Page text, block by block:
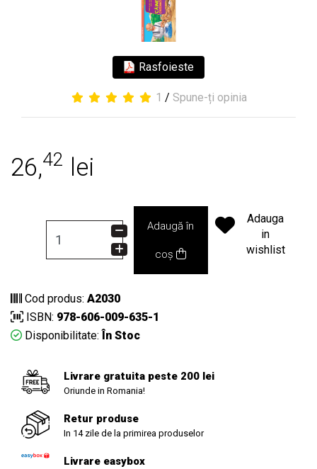
Rasfoieste
1 / Spune-ți opinia
26,42 lei
Adaugă în
coș
Adauga
in
wishlist
Cod produs: A2030
ISBN: 978-606-009-635-1
Disponibilitate: În Stoc
Livrare gratuita peste 200 lei
Oriunde in Romania!
Retur produse
In 14 zile de la primirea produselor
Livrare easybox